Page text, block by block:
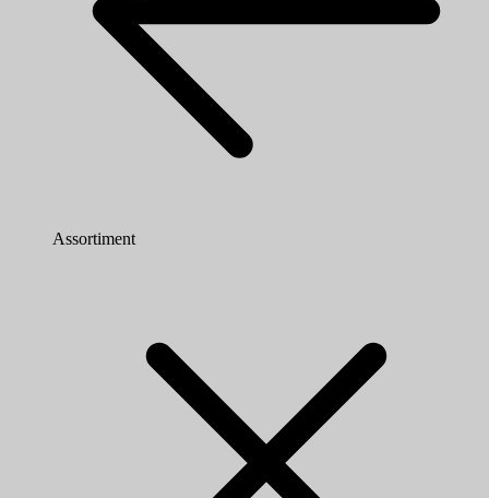
Assortiment